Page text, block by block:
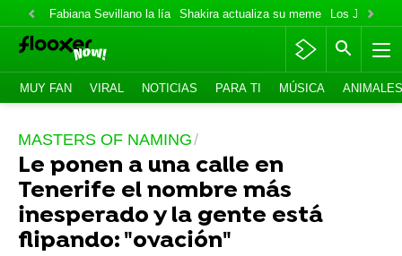
Fabiana Sevillano la lía Shakira actualiza su meme Los Jonas
MUY FAN VIRAL NOTICIAS PARA TI MÚSICA ANIMALES
MASTERS OF NAMING
Le ponen a una calle en
Tenerife el nombre más
inesperado y la gente está
flipando: "ovación"